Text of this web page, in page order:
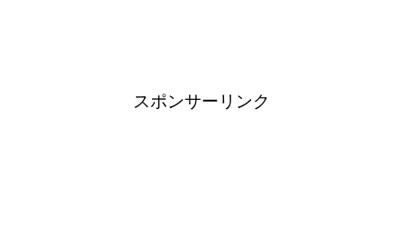
スポンサーリンク